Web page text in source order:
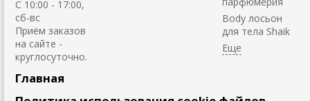
С 10:00 - 17:00,
сб-вс
Приём заказов
на сайте -
круглосуточно.
Body лосьон
для тела Shaik
Главная